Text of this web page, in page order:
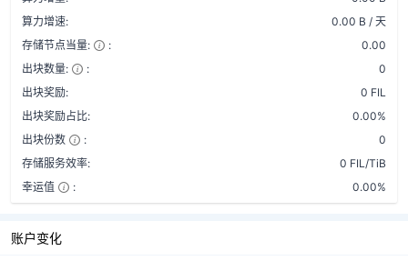
算力增速:
0.00 B / 天
存储节点当量:
:
0.00
出块数量:
:
0
出块奖励:
0 FIL
出块奖励占比:
0.00%
出块份数
:
0
存储服务效率:
0 FIL/TiB
幸运值
: 0.00%
账户变化